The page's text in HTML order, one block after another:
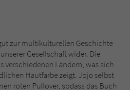
zur multikulturellen Geschichte
Gesellschaft wider. Die
verschiedenen Ländern, was sich
Hautfarbe zeigt. Jojo selbst
roten Pullover, sodass das Buch